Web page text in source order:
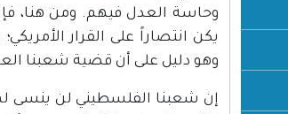
يكن انتصاراً على القرار
وهو دليل على أن قضية شعبنا
إن شعبنا الفلسطيني لن ينسى